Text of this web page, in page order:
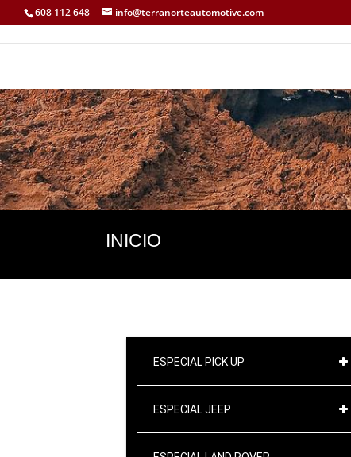
608 112 648 info@terranorteautomotive.com
INICIO
ESPECIAL PICK UP
ESPECIAL JEEP